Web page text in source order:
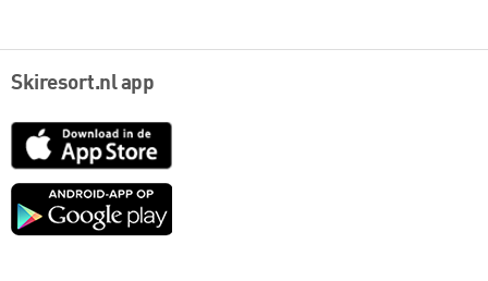
Skiresort.nl app
App
Google